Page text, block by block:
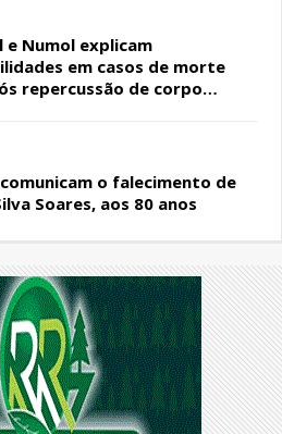
e Numol explicam
em casos de morte
repercussão de corpo
o falecimento de
Soares, aos 80 anos